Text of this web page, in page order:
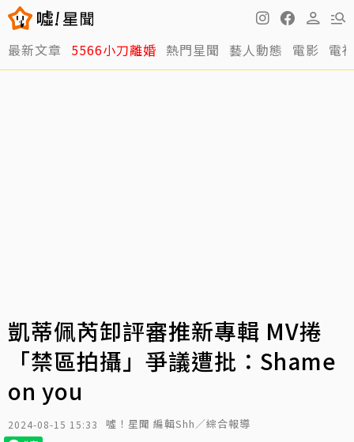
最新文章 5566小刀離婚 熱門星聞 藝人動態 電影 電
凱蒂佩芮卸評審推新專輯 MV捲
「禁區拍攝」爭議遭批：Shame
on you
2024-08-15 15:33 噓！星聞 編輯Shh／綜合報導